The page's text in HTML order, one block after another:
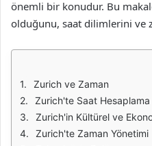
önemli bir konudur. Bu
olduğunu, saat dilimlerini ve
Zurich ve Zaman
Zurich'te Saat Hesaplama
Zurich'in Kültürel ve
Zurich'te Zaman Yönetimi